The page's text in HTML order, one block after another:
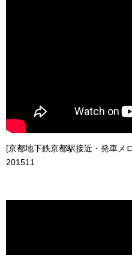
[京都地下鉄京都駅接近・発車メ
201511